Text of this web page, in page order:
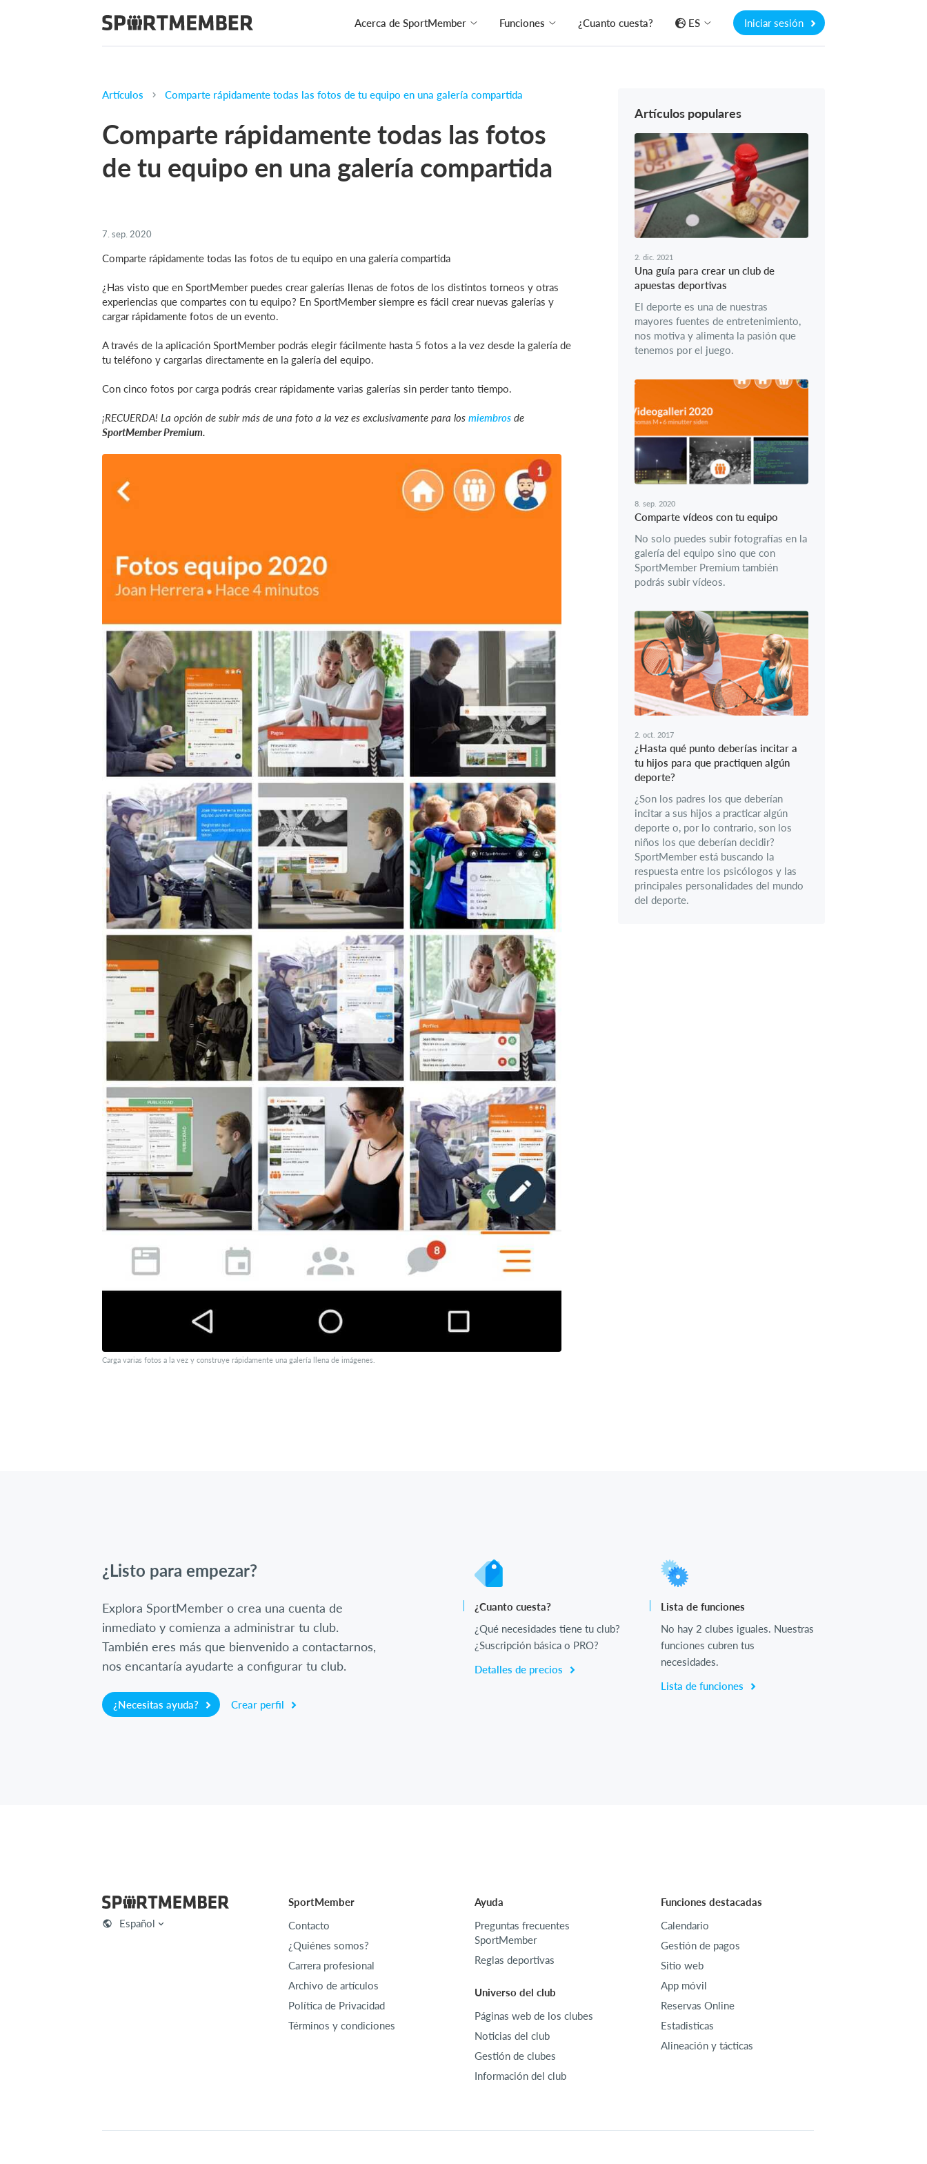
Acerca de SportMember Funciones ¿Cuanto cuesta? ES Iniciar sesión
Artículos Comparte rápidamente todas las fotos de tu equipo en una galería compartida
Comparte rápidamente todas las fotos
de tu equipo en una galería compartida
7. sep. 2020
Comparte rápidamente todas las fotos de tu equipo en una galería compartida
¿Has visto que en SportMember puedes crear galerías llenas de fotos de los distintos torneos y otras
experiencias que compartes con tu equipo? En SportMember siempre es fácil crear nuevas galerías y
cargar rápidamente fotos de un evento.
A través de la aplicación SportMember podrás elegir fácilmente hasta 5 fotos a la vez desde la galería de
tu teléfono y cargarlas directamente en la galería del equipo.
Con cinco fotos por carga podrás crear rápidamente varias galerías sin perder tanto tiempo.
¡RECUERDA! La opción de subir más de una foto a la vez es exclusivamente para los miembros de
SportMember Premium.
Carga varias fotos a la vez y construye rápidamente una galería llena de imágenes.
Artículos populares
2. dic. 2021
Una guía para crear un club de
apuestas deportivas
El deporte es una de nuestras
mayores fuentes de entretenimiento,
nos motiva y alimenta la pasión que
tenemos por el juego.
8. sep. 2020
Comparte vídeos con tu equipo
No solo puedes subir fotografías en la
galería del equipo sino que con
SportMember Premium también
podrás subir vídeos.
2. oct. 2017
¿Hasta qué punto deberías incitar a
tu hijos para que practiquen algún
deporte?
¿Son los padres los que deberían
incitar a sus hijos a practicar algún
deporte o, por lo contrario, son los
niños los que deberían decidir?
SportMember está buscando la
respuesta entre los psicólogos y las
principales personalidades del mundo
del deporte.
¿Listo para empezar?
Explora SportMember o crea una cuenta de
inmediato y comienza a administrar tu club.
También eres más que bienvenido a contactarnos,
nos encantaría ayudarte a configurar tu club.
¿Necesitas ayuda? Crear perfil
¿Cuanto cuesta?
¿Qué necesidades tiene tu club?
¿Suscripción básica o PRO?
Detalles de precios
Lista de funciones
No hay 2 clubes iguales. Nuestras
funciones cubren tus
necesidades.
Lista de funciones
Español
SportMember
Contacto
¿Quiénes somos?
Carrera profesional
Archivo de artículos
Política de Privacidad
Términos y condiciones
Ayuda
Preguntas frecuentes
SportMember
Reglas deportivas
Universo del club
Páginas web de los clubes
Noticias del club
Gestión de clubes
Información del club
Funciones destacadas
Calendario
Gestión de pagos
Sitio web
App móvil
Reservas Online
Estadisticas
Alineación y tácticas